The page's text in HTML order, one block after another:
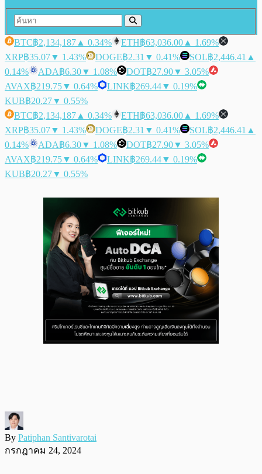
BTC฿2,134,187 ▲ 0.34% ETH฿63,036.00 ▲ 1.69%
XRP฿35.07▼ 1.43% DOGE฿2.31 ▼ 0.41% SOL฿2,446.41 ▲
0.14%
ADA฿6.30▼ 1.08% DOT฿27.90▼ 3.05%
AVAX฿219.75▼ 0.64% LINK฿269.44▼ 0.19%
KUB฿20.27▼ 0.55%
BTC฿2,134,187 ▲ 0.34% ETH฿63,036.00 ▲ 1.69%
XRP฿35.07▼ 1.43% DOGE฿2.31 ▼ 0.41% SOL฿2,446.41 ▲
0.14%
ADA฿6.30▼ 1.08% DOT฿27.90▼ 3.05%
AVAX฿219.75▼ 0.64% LINK฿269.44▼ 0.19%
KUB฿20.27▼ 0.55%
By Patiphan Santivarotai
กรกฎาคม 24, 2024